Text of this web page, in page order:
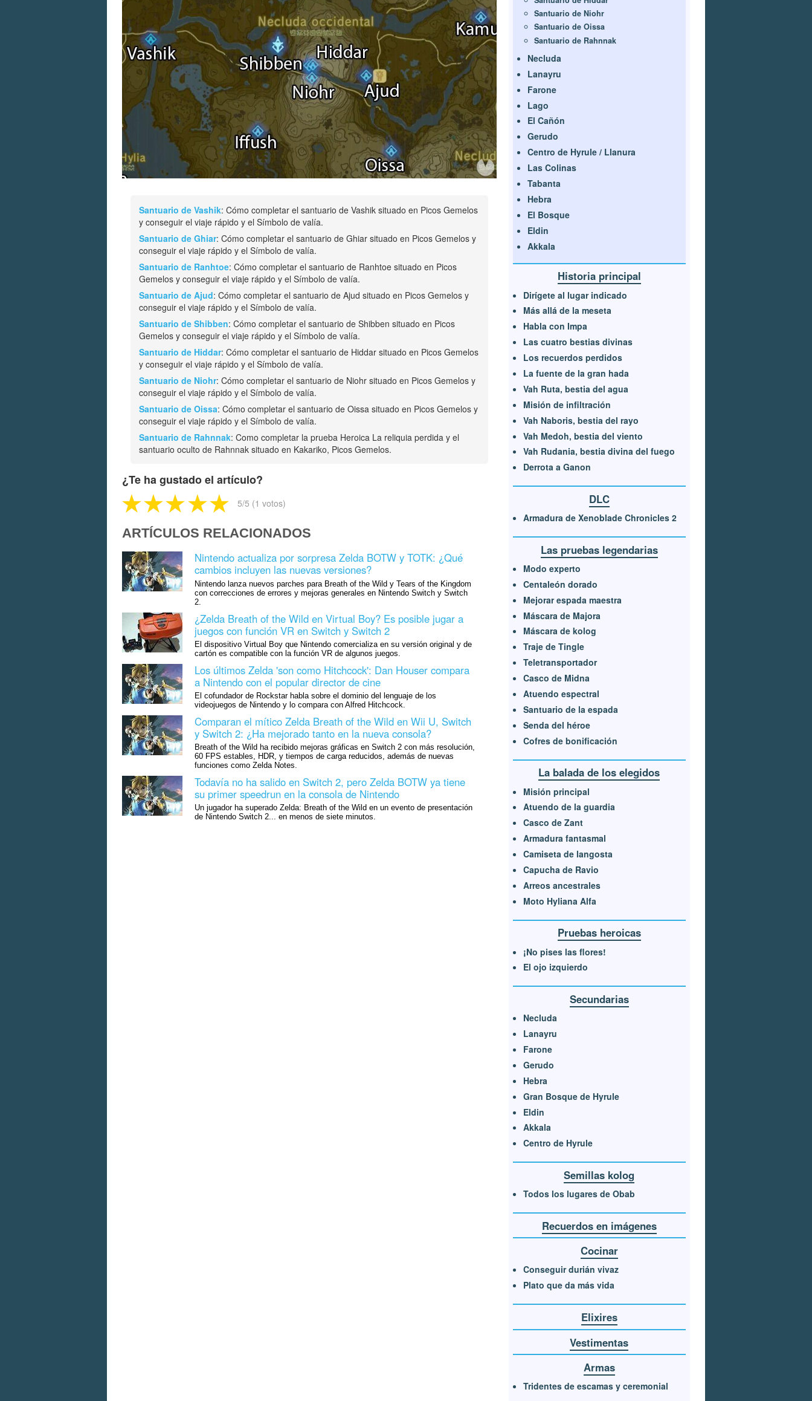
Santuario de Vashik: Cómo completar el santuario de Vashik situado en Picos Gemelos
y conseguir el viaje rápido y el Símbolo de valía.
Santuario de Ghiar: Cómo completar el santuario de Ghiar situado en Picos Gemelos y
conseguir el viaje rápido y el Símbolo de valía.
Santuario de Ranhtoe: Cómo completar el santuario de Ranhtoe situado en Picos
Gemelos y conseguir el viaje rápido y el Símbolo de valía.
Santuario de Ajud: Cómo completar el santuario de Ajud situado en Picos Gemelos y
conseguir el viaje rápido y el Símbolo de valía.
Santuario de Shibben: Cómo completar el santuario de Shibben situado en Picos
Gemelos y conseguir el viaje rápido y el Símbolo de valía.
Santuario de Hiddar: Cómo completar el santuario de Hiddar situado en Picos Gemelos
y conseguir el viaje rápido y el Símbolo de valía.
Santuario de Niohr: Cómo completar el santuario de Niohr situado en Picos Gemelos y
conseguir el viaje rápido y el Símbolo de valía.
Santuario de Oissa: Cómo completar el santuario de Oissa situado en Picos Gemelos y
conseguir el viaje rápido y el Símbolo de valía.
Santuario de Rahnnak: Como completar la prueba Heroica La reliquia perdida y el
santuario oculto de Rahnnak situado en Kakariko, Picos Gemelos.
¿Te ha gustado el artículo?
5/5 (1 votos)
ARTÍCULOS RELACIONADOS
Nintendo actualiza por sorpresa Zelda BOTW y TOTK: ¿Qué
cambios incluyen las nuevas versiones?
Nintendo lanza nuevos parches para Breath of the Wild y Tears of the Kingdom
con correcciones de errores y mejoras generales en Nintendo Switch y Switch
2.
¿Zelda Breath of the Wild en Virtual Boy? Es posible jugar a
juegos con función VR en Switch y Switch 2
El dispositivo Virtual Boy que Nintendo comercializa en su versión original y de
cartón es compatible con la función VR de algunos juegos.
Los últimos Zelda 'son como Hitchcock': Dan Houser compara
a Nintendo con el popular director de cine
El cofundador de Rockstar habla sobre el dominio del lenguaje de los
videojuegos de Nintendo y lo compara con Alfred Hitchcock.
Comparan el mítico Zelda Breath of the Wild en Wii U, Switch
y Switch 2: ¿Ha mejorado tanto en la nueva consola?
Breath of the Wild ha recibido mejoras gráficas en Switch 2 con más resolución,
60 FPS estables, HDR, y tiempos de carga reducidos, además de nuevas
funciones como Zelda Notes.
Todavía no ha salido en Switch 2, pero Zelda BOTW ya tiene
su primer speedrun en la consola de Nintendo
Un jugador ha superado Zelda: Breath of the Wild en un evento de presentación
de Nintendo Switch 2... en menos de siete minutos.
Santuario de Niohr
Santuario de Oissa
Santuario de Rahnnak
Necluda
Lanayru
Farone
Lago
El Cañón
Gerudo
Centro de Hyrule / Llanura
Las Colinas
Tabanta
Hebra
El Bosque
Eldin
Akkala
Historia principal
Dirígete al lugar indicado
Más allá de la meseta
Habla con Impa
Las cuatro bestias divinas
Los recuerdos perdidos
La fuente de la gran hada
Vah Ruta, bestia del agua
Misión de infiltración
Vah Naboris, bestia del rayo
Vah Medoh, bestia del viento
Vah Rudania, bestia divina del fuego
Derrota a Ganon
DLC
Armadura de Xenoblade Chronicles 2
Las pruebas legendarias
Modo experto
Centaleón dorado
Mejorar espada maestra
Máscara de Majora
Máscara de kolog
Traje de Tingle
Teletransportador
Casco de Midna
Atuendo espectral
Santuario de la espada
Senda del héroe
Cofres de bonificación
La balada de los elegidos
Misión principal
Atuendo de la guardia
Casco de Zant
Armadura fantasmal
Camiseta de langosta
Capucha de Ravio
Arreos ancestrales
Moto Hyliana Alfa
Pruebas heroicas
¡No pises las flores!
El ojo izquierdo
Secundarias
Necluda
Lanayru
Farone
Gerudo
Hebra
Gran Bosque de Hyrule
Eldin
Akkala
Centro de Hyrule
Semillas kolog
Todos los lugares de Obab
Recuerdos en imágenes
Cocinar
Conseguir durián vivaz
Plato que da más vida
Elixires
Vestimentas
Armas
Tridentes de escamas y ceremonial